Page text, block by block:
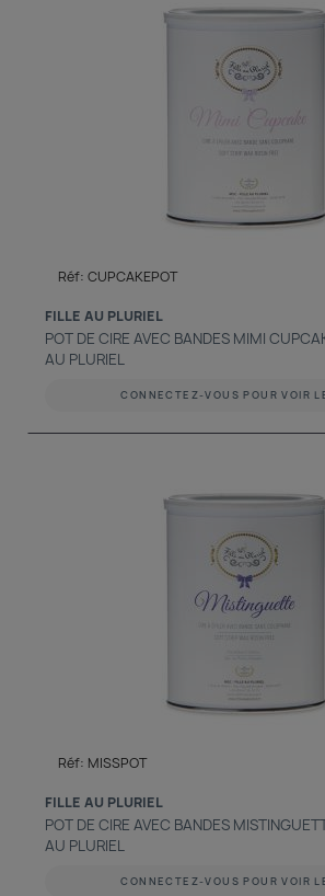
Réf: CUPCAKEPOT
FILLE AU PLURIEL
POT DE CIRE AVEC BANDES MIMI
AU PLURIEL
CONNECTEZ-VOUS POUR VOIR
Réf: MISSPOT
FILLE AU PLURIEL
POT DE CIRE AVEC BANDES
AU PLURIEL
CONNECTEZ-VOUS POUR VOIR